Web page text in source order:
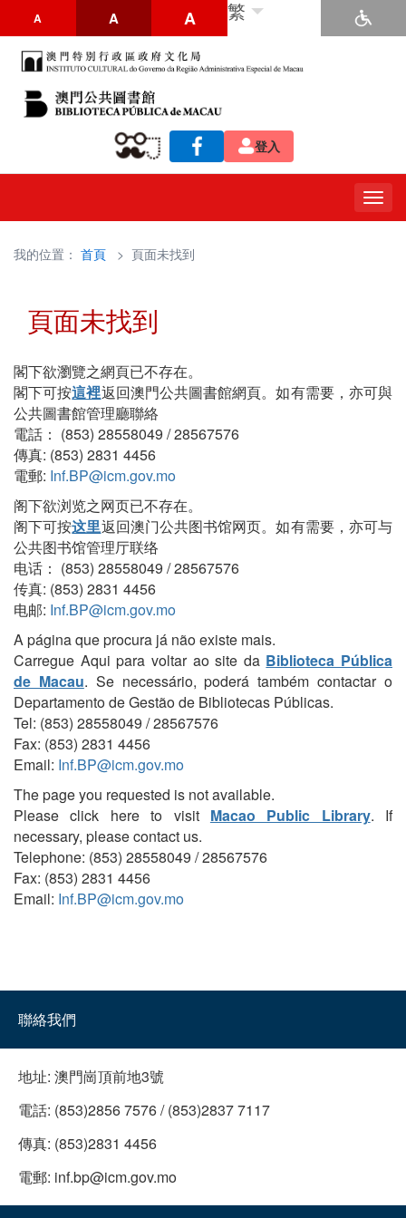
A A A 繁
登入
我的位置： 首頁 > 頁面未找到
頁面未找到
閣下欲瀏覽之網頁已不存在。
閣下可按這裡返回澳門公共圖書館網頁。如有需要，亦可與
公共圖書館管理廳聯絡
電話： (853) 28558049 / 28567576
傳真: (853) 2831 4456
電郵: Inf.BP@icm.gov.mo
阁下欲浏览之网页已不存在。
阁下可按这里返回澳门公共图书馆网页。如有需要，亦可与
公共图书馆管理厅联络
电话： (853) 28558049 / 28567576
传真: (853) 2831 4456
电邮: Inf.BP@icm.gov.mo
A página que procura já não existe mais.
Carregue Aqui para voltar ao site da Biblioteca Pública
de Macau. Se necessário, poderá também contactar o
Departamento de Gestão de Bibliotecas Públicas.
Tel: (853) 28558049 / 28567576
Fax: (853) 2831 4456
Email: Inf.BP@icm.gov.mo
The page you requested is not available.
Please click here to visit Macao Public Library. If
necessary, please contact us.
Telephone: (853) 28558049 / 28567576
Fax: (853) 2831 4456
Email: Inf.BP@icm.gov.mo
聯絡我們
地址: 澳門崗頂前地3號
電話: (853)2856 7576 / (853)2837 7117
傳真: (853)2831 4456
電郵: inf.bp@icm.gov.mo